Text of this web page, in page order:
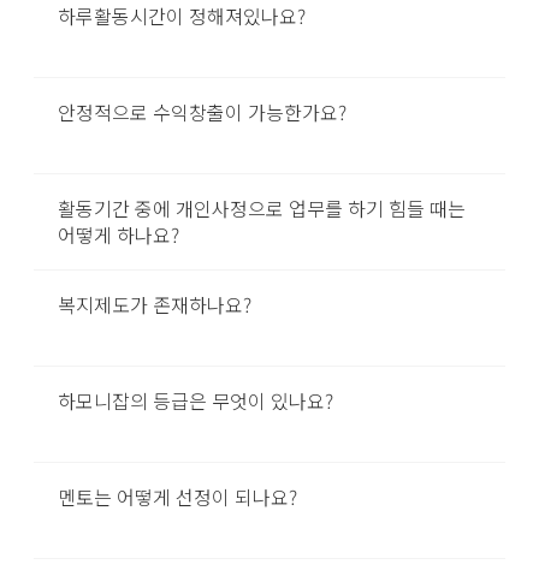
하루활동시간이 정해져있나요?
안정적으로 수익창출이 가능한가요?
활동기간 중에 개인사정으로 업무를 하기 힘들 때는
어떻게 하나요?
복지제도가 존재하나요?
하모니잡의 등급은 무엇이 있나요?
멘토는 어떻게 선정이 되나요?